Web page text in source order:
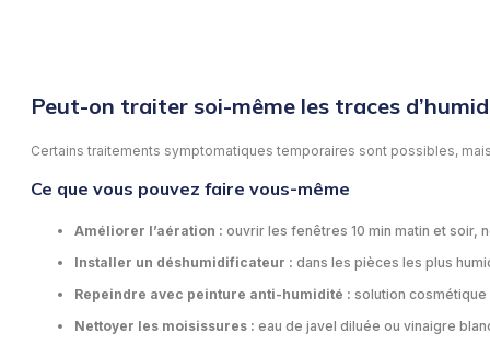
Peut-on traiter soi-même les traces
Certains traitements symptomatiques temporaires sont possibles,
Ce que vous pouvez faire vous-même
Améliorer l’aération : ouvrir les fenêtres 10 min matin et soir,
Installer un déshumidificateur : dans les pièces les plus
Repeindre avec peinture anti-humidité : solution cosmétique
Nettoyer les moisissures : eau de javel diluée ou vinaigre